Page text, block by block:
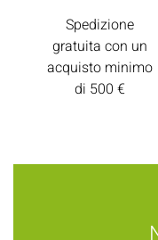
Spedizione
gratuita con un
acquisto minimo
di 500 €